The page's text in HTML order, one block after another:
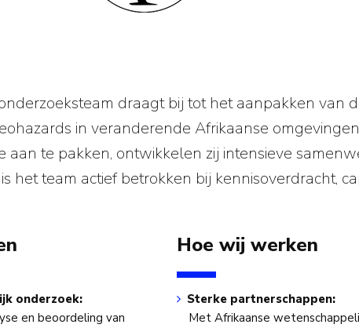
draagt bij tot het aanpakken van
in veranderende Afrikaanse
aan te pakken, ontwikkelen zij intensieve
het team actief betrokken bij kennisoverdracht,
onderzoek:
en beoordeling van
Hoe wij werken
Sterke partnerschappen:
Met Afrikaanse